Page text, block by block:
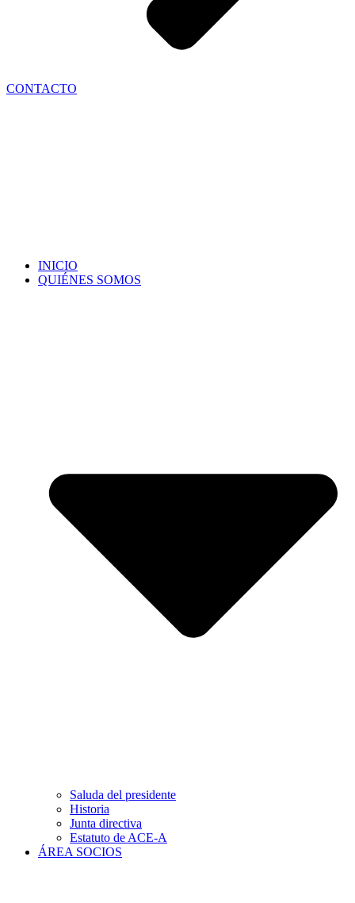
CONTACTO
INICIO
QUIÉNES SOMOS
Saluda del presidente
Historia
Junta directiva
Estatuto de ACE-A
ÁREA SOCIOS